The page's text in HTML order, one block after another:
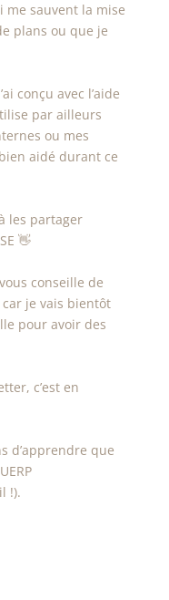
me sauvent la mise
plans ou que je
conçu avec l’aide
par ailleurs
ou mes
aidé durant ce
les partager
👋
conseille de
je vais bientôt
pour avoir des
c’est en
d’apprendre que
!).